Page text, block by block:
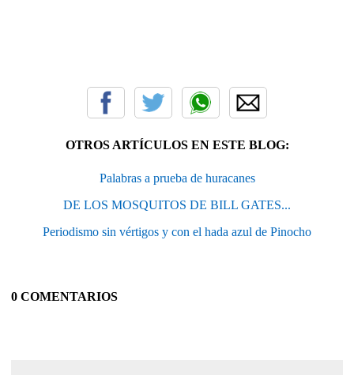
OTROS ARTÍCULOS EN ESTE BLOG:
Palabras a prueba de huracanes
DE LOS MOSQUITOS DE BILL GATES...
Periodismo sin vértigos y con el hada azul de Pinocho
0 COMENTARIOS